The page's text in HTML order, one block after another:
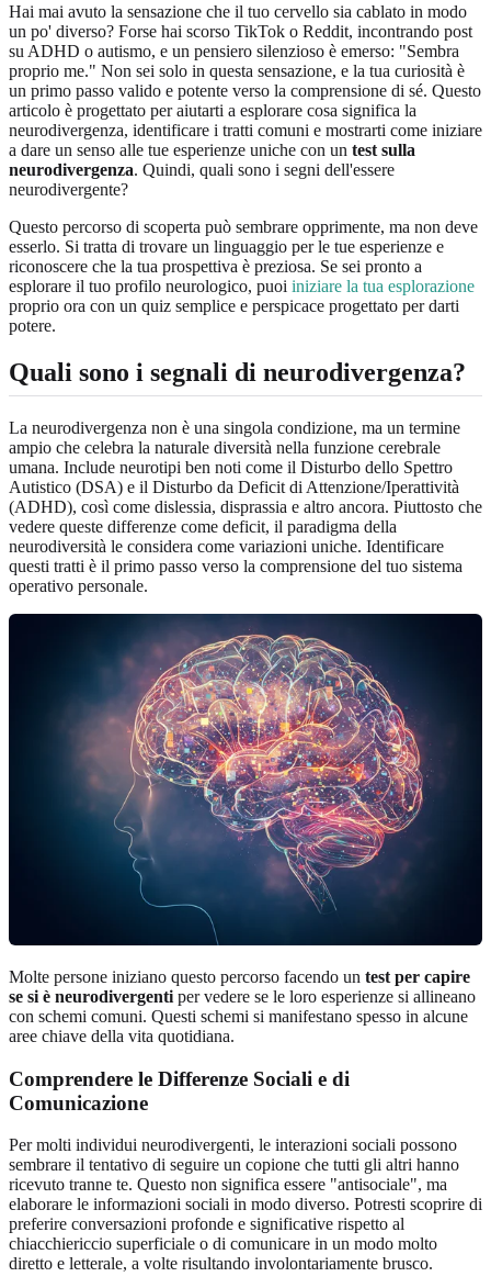
Hai mai avuto la sensazione che il tuo cervello sia cablato in modo
un po' diverso? Forse hai scorso TikTok o Reddit, incontrando post
su ADHD o autismo, e un pensiero silenzioso è emerso: "Sembra
proprio me." Non sei solo in questa sensazione, e la tua curiosità è
un primo passo valido e potente verso la comprensione di sé. Questo
articolo è progettato per aiutarti a esplorare cosa significa la
neurodivergenza, identificare i tratti comuni e mostrarti come iniziare
a dare un senso alle tue esperienze uniche con un test sulla
neurodivergenza. Quindi, quali sono i segni dell'essere
neurodivergente?
Questo percorso di scoperta può sembrare opprimente, ma non deve
esserlo. Si tratta di trovare un linguaggio per le tue esperienze e
riconoscere che la tua prospettiva è preziosa. Se sei pronto a
esplorare il tuo profilo neurologico, puoi iniziare la tua esplorazione
proprio ora con un quiz semplice e perspicace progettato per darti
potere.
Quali sono i segnali di neurodivergenza?
La neurodivergenza non è una singola condizione, ma un termine
ampio che celebra la naturale diversità nella funzione cerebrale
umana. Include neurotipi ben noti come il Disturbo dello Spettro
Autistico (DSA) e il Disturbo da Deficit di Attenzione/Iperattività
(ADHD), così come dislessia, disprassia e altro ancora. Piuttosto che
vedere queste differenze come deficit, il paradigma della
neurodiversità le considera come variazioni uniche. Identificare
questi tratti è il primo passo verso la comprensione del tuo sistema
operativo personale.
Molte persone iniziano questo percorso facendo un test per capire
se si è neurodivergenti per vedere se le loro esperienze si allineano
con schemi comuni. Questi schemi si manifestano spesso in alcune
aree chiave della vita quotidiana.
Comprendere le Differenze Sociali e di
Comunicazione
Per molti individui neurodivergenti, le interazioni sociali possono
sembrare il tentativo di seguire un copione che tutti gli altri hanno
ricevuto tranne te. Questo non significa essere "antisociale", ma
elaborare le informazioni sociali in modo diverso. Potresti scoprire di
preferire conversazioni profonde e significative rispetto al
chiacchiericcio superficiale o di comunicare in un modo molto
diretto e letterale, a volte risultando involontariamente brusco.